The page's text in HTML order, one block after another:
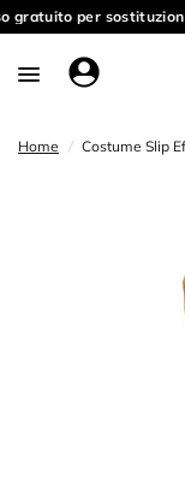
gratuito per
Home / Costume Slip